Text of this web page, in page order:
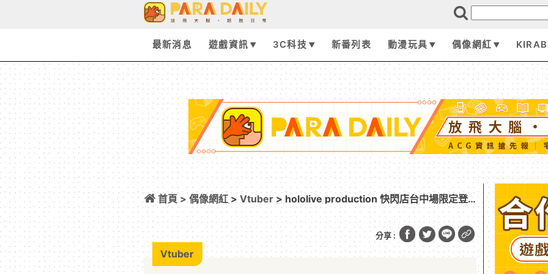
最新消息 遊戲資訊 3C科技 新番列表 動漫玩具 偶像網紅
首頁 >偶像網紅 >Vtuber > hololive production 快閃店台中場限定登
場，10 位 Vtuber 陪你 Chill 嗨嗨！
分享 :
Vtuber